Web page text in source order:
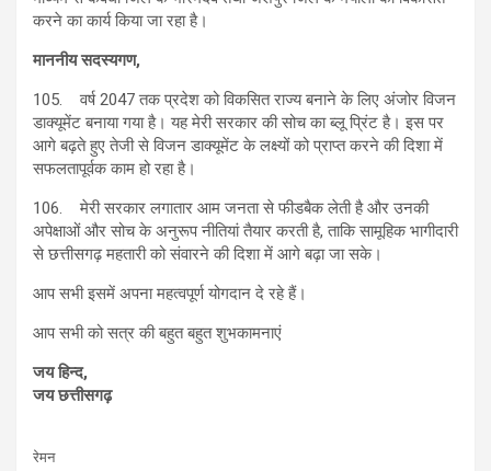
करने का कार्य किया जा रहा है।
माननीय सदस्यगण,
105. वर्ष 2047 तक प्रदेश को विकसित राज्य बनाने के लिए अंजोर विजन
डाक्यूमेंट बनाया गया है। यह मेरी सरकार की सोच का ब्लू प्रिंट है। इस पर
आगे बढ़ते हुए तेजी से विजन डाक्यूमेंट के लक्ष्यों को प्राप्त करने की दिशा में
सफलतापूर्वक काम हो रहा है।
106. मेरी सरकार लगातार आम जनता से फीडबैक लेती है और उनकी
अपेक्षाओं और सोच के अनुरूप नीतियां तैयार करती है, ताकि सामूहिक भागीदारी
से छत्तीसगढ़ महतारी को संवारने की दिशा में आगे बढ़ा जा सके।
आप सभी इसमें अपना महत्वपूर्ण योगदान दे रहे हैं।
आप सभी को सत्र की बहुत बहुत शुभकामनाएं
जय हिन्द,
जय छत्तीसगढ़
रेमन